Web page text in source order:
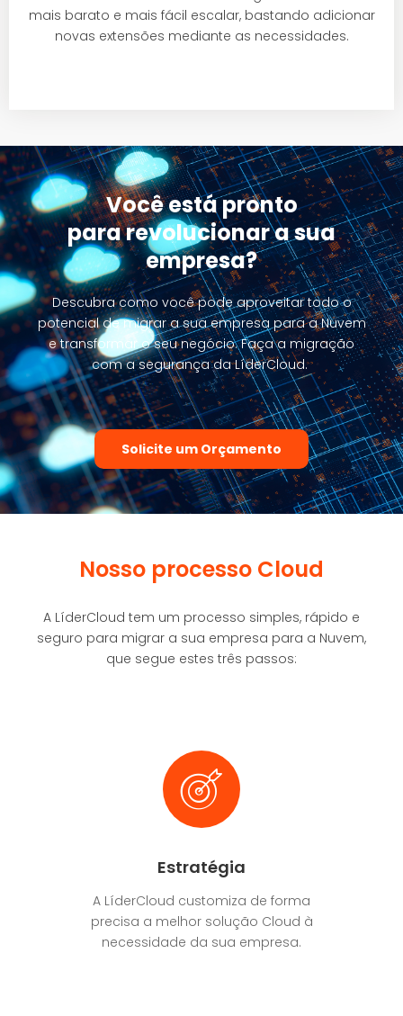
mais barato e mais fácil escalar, bastando adicionar
novas extensões mediante as necessidades.
Você está pronto
para revolucionar a sua
empresa?
Descubra como você pode aproveitar todo o
potencial de migrar a sua empresa para a Nuvem
e transformar o seu negócio. Faça a migração
com a segurança da LíderCloud.
Solicite um Orçamento
Nosso processo Cloud
A LíderCloud tem um processo simples, rápido e
seguro para migrar a sua empresa para a Nuvem,
que segue estes três passos:
Estratégia
A LíderCloud customiza de forma
precisa a melhor solução Cloud à
necessidade da sua empresa.